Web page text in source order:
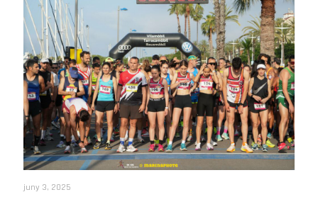
juny 3, 2025